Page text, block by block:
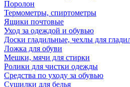
Поролон
Термометры, спиртометры
Ящики почтовые
Уход за одеждой и обувью
Доски гладильные, чехлы для
Ложка для обуви
Мешки, мячи для стирки
Ролики для чистки одежды
Средства по уходу за обувью
Сушилки для белья